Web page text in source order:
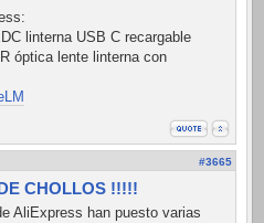
linterna USB C recargable
óptica lente linterna con
#3665
DE CHOLLOS !!!!!
AliExpress han puesto varias